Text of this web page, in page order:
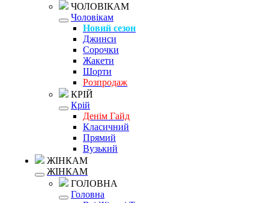
ЧОЛОВІКАМ
Чоловікам
Новий сезон
Джинси
Сорочки
Жакети
Шорти
Розпродаж
КРІЙ
Крій
Денім Гайд
Класичний
Прямий
Вузький
ЖІНКАМ
ЖІНКАМ
ГОЛОВНА
Головна